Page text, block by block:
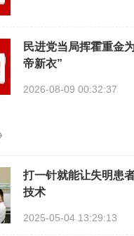
民进党当局挥霍重金
帝新衣”
2026-08-09 00:32:37
打一针就能让失明患
技术
2025-05-04 13:29:13